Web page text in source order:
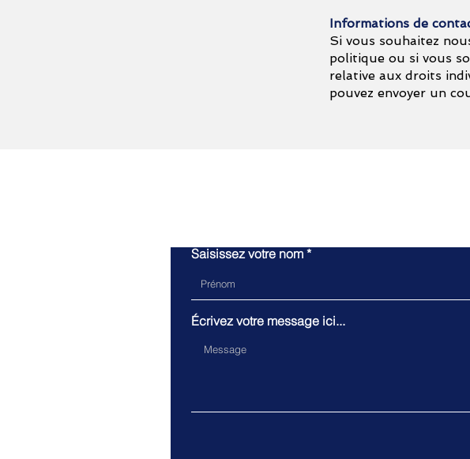
Informations de
Si vous souhaitez
politique ou si vous
relative aux droits
pouvez envoyer un
Saisissez votre nom
Écrivez votre message ici...